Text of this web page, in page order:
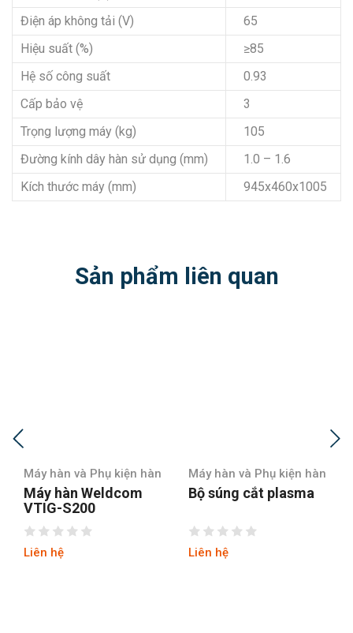
Điện áp không tải (V)
65
Hiệu suất (%)
≥85
Hệ số công suất
0.93
Cấp bảo vệ
3
Trọng lượng máy (kg)
105
Đường kính dây hàn sử dụng (mm)
1.0 – 1.6
Kích thước máy (mm)
945x460x1005
Sản phẩm liên quan
Máy hàn và Phụ kiện hàn
Bộ súng cắt plasma
Liên hệ
Máy hàn và Phụ kiện hàn
Bộ súng hàn Mig
Liên hệ